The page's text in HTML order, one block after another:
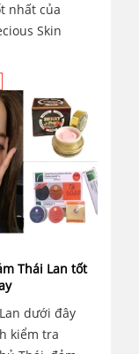
nhất của
Skin
Thái Lan tốt
dưới đây
kiểm tra